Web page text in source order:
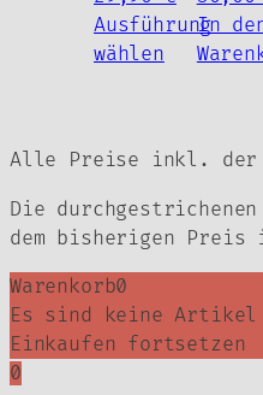
42,90 €Preis
ist:
Ausführung
wählenDieses
Varianten
auf.
Die
auf
der
46,90
In
Alle Preise inkl. der
Die
dem bisherigen Preis
Warenkorb0
Es sind keine Artikel
Einkaufen fortsetzen
0